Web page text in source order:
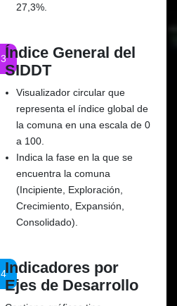
27,3%.
3Índice General del
SIDDT
Visualizador circular que
representa el índice global de
la comuna en una escala de 0
a 100.
Indica la fase en la que se
encuentra la comuna
(Incipiente, Exploración,
Crecimiento, Expansión,
Consolidado).
4Indicadores por
Ejes de Desarrollo